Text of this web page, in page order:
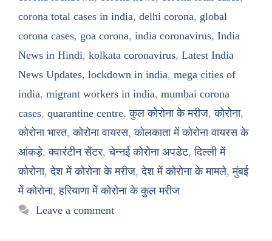
corona total cases in india, delhi corona, global
corona cases, goa corona, india coronavirus, India
News in Hindi, kolkata coronavirus, Latest India
News Updates, lockdown in india, mega cities of
india, migrant workers in india, mumbai corona
cases, quarantine centre,कुल कोरोना के मरीज,कोरोना,
कोरोना भारत,कोरोना वायरस,कोलकाता में कोरोना वायरस के
आंकड़े,क्वारंटीन सेंटर,चेन्नई कोरोना अपडेट,दिल्ली में
कोरोना,देश में कोरोना के मरीज,देश में कोरोना के मामले,मुंबई
में कोरोना,हरियाणा में कोरोना के कुल मरीज
Leave a comment